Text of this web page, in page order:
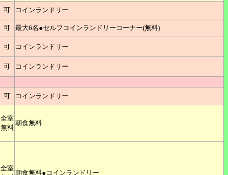
可 コインランドリー
可 最大6名●セルフコインランドリーコーナー(無料)
可 コインランドリー
可
コインランドリー
可 コインランドリー
全室
無料
朝食無料
全室
朝食無料●コインランドリー